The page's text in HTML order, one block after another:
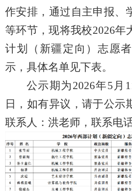
作安排，通过自主申报、
等环节，现将我校2026年
计划（新疆定向）志愿
示，具体名单见下表。
公示期为2026年5月
日，如有异议，请于公示
联系人：洪老师，联系电